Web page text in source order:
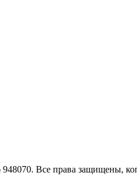
Все права защищены,